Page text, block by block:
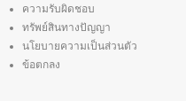
ความรับผิดชอบ
ทรัพย์สินทางปัญญา
นโยบายความเป็นส่วนตัว
ข้อตกลง